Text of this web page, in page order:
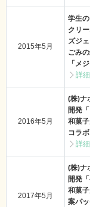
2015年5月
学生
クリ
ズジ
ごみ
「メ
詳
2016年5月
(株)ナ
開発
和菓
コラ
詳
2017年5月
(株)ナ
開発
和菓
案パ